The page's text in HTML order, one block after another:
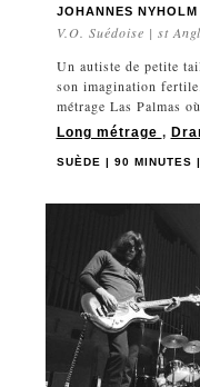
JOHANNES NYHOLM
V.O. Suédoise | st
Un autiste de petite
son imagination
métrage Las Palmas
Long métrage ,
SUÈDE | 90 MINUTES